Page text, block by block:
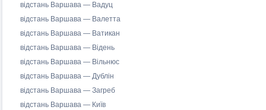
відстань Варшава — Вадуц
відстань Варшава — Валетта
відстань Варшава — Ватикан
відстань Варшава — Відень
відстань Варшава — Вільнюс
відстань Варшава — Дублін
відстань Варшава — Загреб
відстань Варшава — Київ